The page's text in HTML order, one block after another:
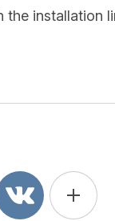
the installation